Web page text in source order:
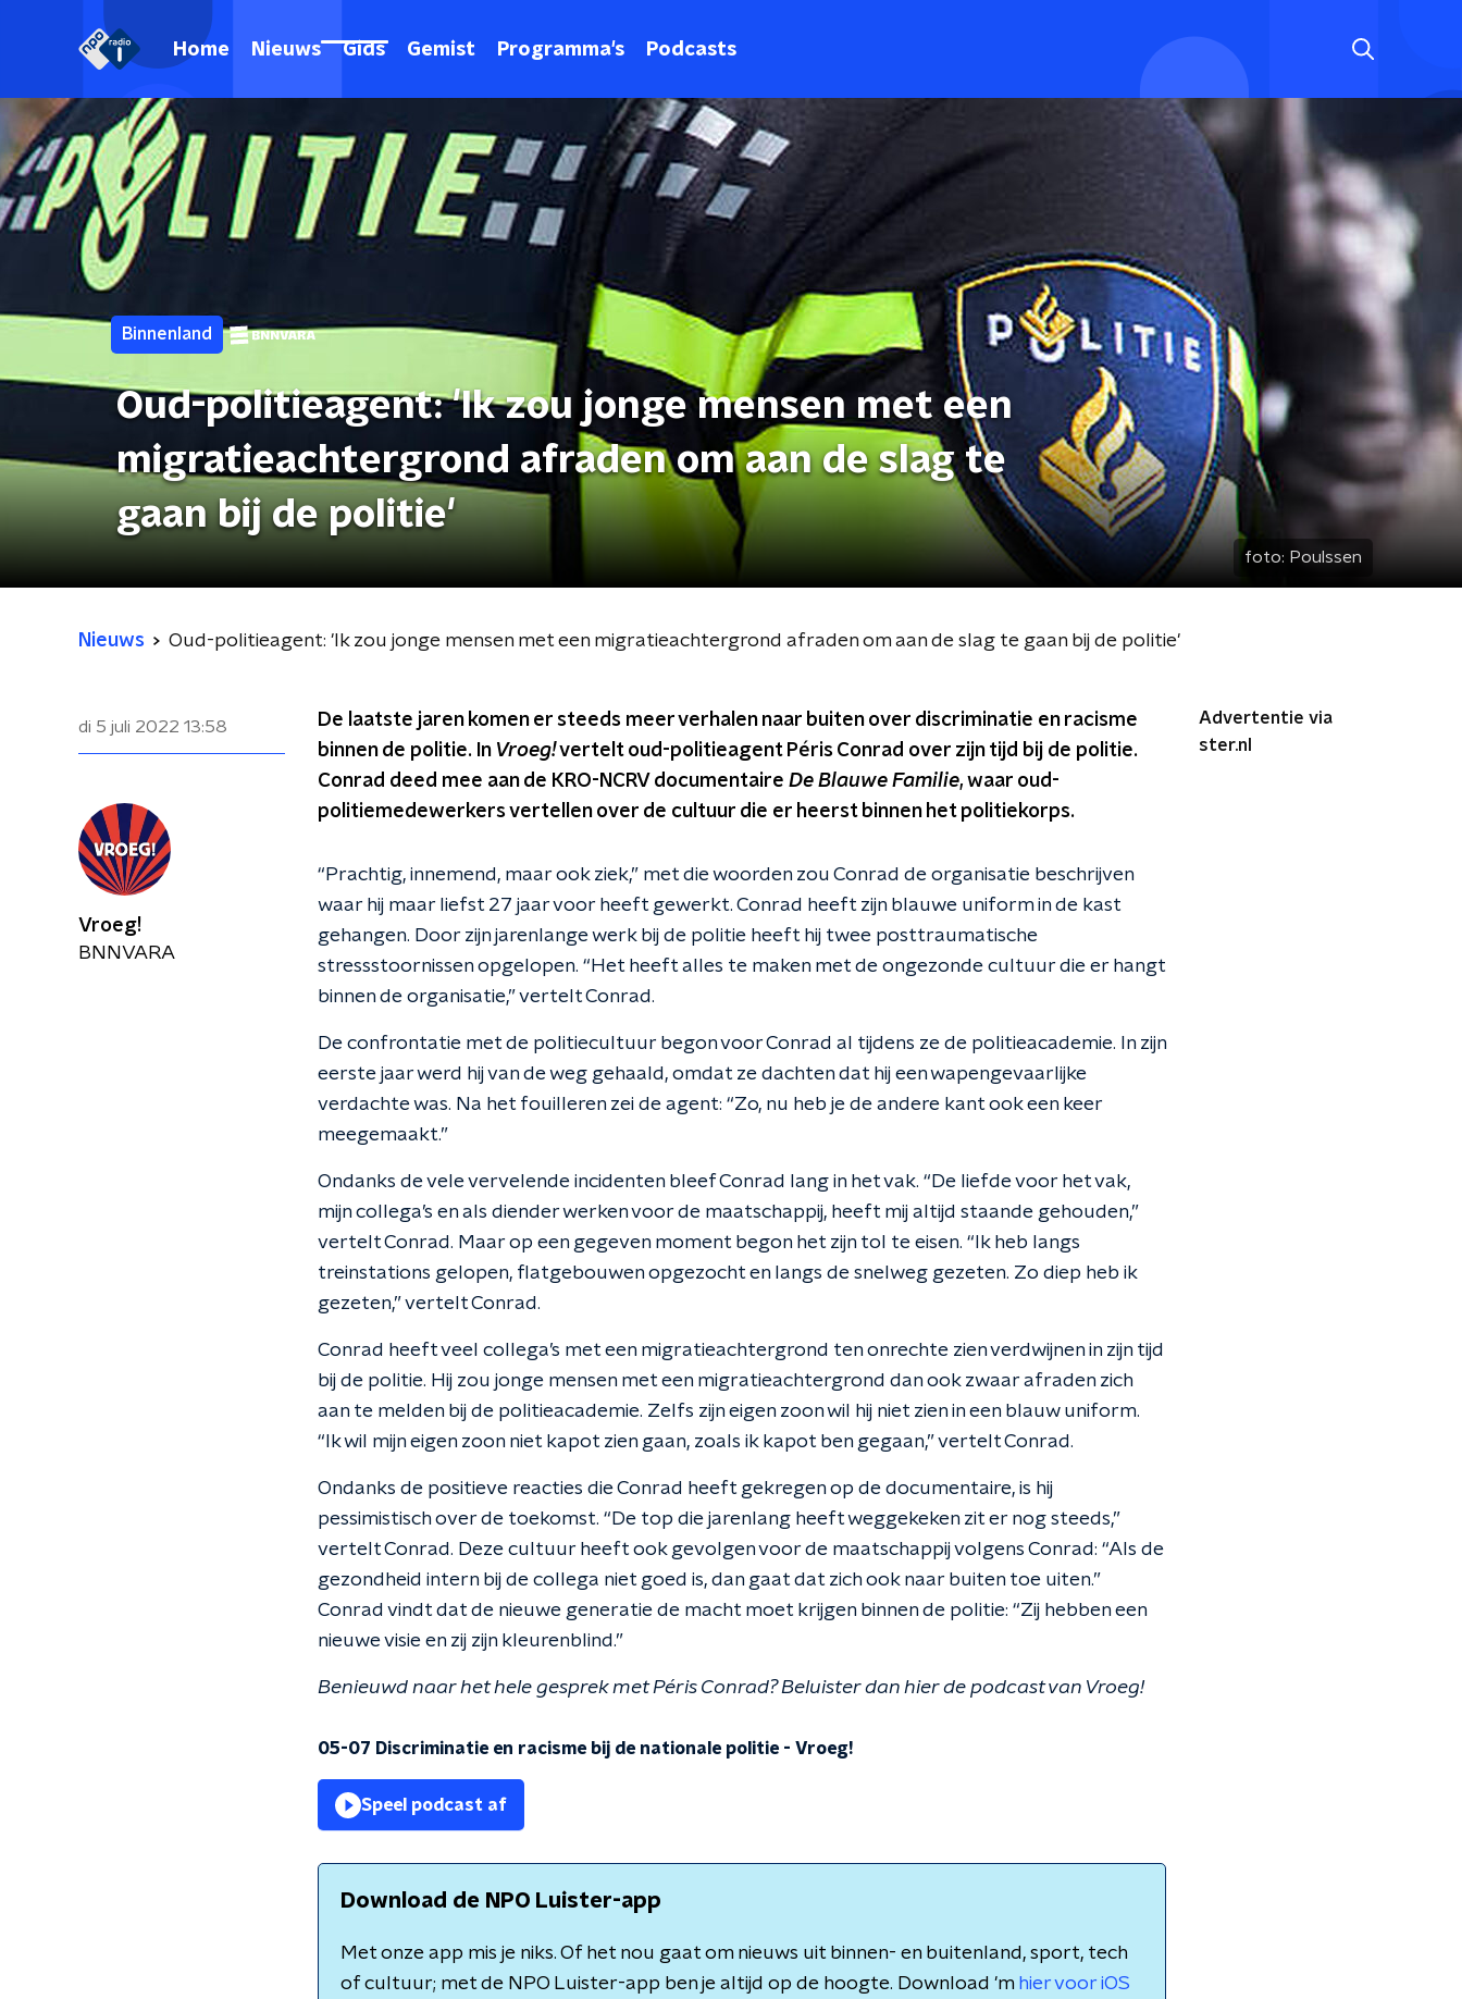
Home Nieuws Gids Gemist Programma's Podcasts
Binnenland
Oud-politieagent: 'Ik zou jonge mensen met een
migratieachtergrond afraden om aan de slag te
gaan bij de politie'
foto: Poulssen
Nieuws Oud-politieagent: 'Ik zou jonge mensen met een migratieachtergrond afraden om aan de slag te gaan bij de politie'
di 5 juli 2022 13:58
De laatste jaren komen er steeds meer verhalen naar buiten over discriminatie en racisme
binnen de politie. In Vroeg!vertelt oud-politieagent Péris Conrad over zijn tijd bij de politie.
Conrad deed mee aan de KRO-NCRV documentaire De Blauwe Familie, waar oud-
politiemedewerkers vertellen over de cultuur die er heerst binnen het politiekorps.
“Prachtig, innemend, maar ook ziek,” met die woorden zou Conrad de organisatie beschrijven
waar hij maar liefst 27 jaar voor heeft gewerkt. Conrad heeft zijn blauwe uniform in de kast
gehangen. Door zijn jarenlange werk bij de politie heeft hij twee posttraumatische
stressstoornissen opgelopen. “Het heeft alles te maken met de ongezonde cultuur die er hangt
binnen de organisatie,” vertelt Conrad.
De confrontatie met de politiecultuur begon voor Conrad al tijdens ze de politieacademie. In zijn
eerste jaar werd hij van de weg gehaald, omdat ze dachten dat hij een wapengevaarlijke
verdachte was. Na het fouilleren zei de agent: “Zo, nu heb je de andere kant ook een keer
meegemaakt.”
Ondanks de vele vervelende incidenten bleef Conrad lang in het vak. “De liefde voor het vak,
mijn collega’s en als diender werken voor de maatschappij, heeft mij altijd staande gehouden,”
vertelt Conrad. Maar op een gegeven moment begon het zijn tol te eisen. “Ik heb langs
treinstations gelopen, flatgebouwen opgezocht en langs de snelweg gezeten. Zo diep heb ik
gezeten,” vertelt Conrad.
Conrad heeft veel collega’s met een migratieachtergrond ten onrechte zien verdwijnen in zijn tijd
bij de politie. Hij zou jonge mensen met een migratieachtergrond dan ook zwaar afraden zich
aan te melden bij de politieacademie. Zelfs zijn eigen zoon wil hij niet zien in een blauw uniform.
“Ik wil mijn eigen zoon niet kapot zien gaan, zoals ik kapot ben gegaan,” vertelt Conrad.
Ondanks de positieve reacties die Conrad heeft gekregen op de documentaire, is hij
pessimistisch over de toekomst. “De top die jarenlang heeft weggekeken zit er nog steeds,”
vertelt Conrad. Deze cultuur heeft ook gevolgen voor de maatschappij volgens Conrad: “Als de
gezondheid intern bij de collega niet goed is, dan gaat dat zich ook naar buiten toe uiten.”
Conrad vindt dat de nieuwe generatie de macht moet krijgen binnen de politie: “Zij hebben een
nieuwe visie en zij zijn kleurenblind.”
Benieuwd naar het hele gesprek met Péris Conrad? Beluister dan hier de podcast van Vroeg!
05-07 Discriminatie en racisme bij de nationale politie - Vroeg!
Speel podcast af
Download de NPO Luister-app
Met onze app mis je niks. Of het nou gaat om nieuws uit binnen- en buitenland, sport, tech
of cultuur; met de NPO Luister-app ben je altijd op de hoogte. Download 'm hier voor iOS
Advertentie via
ster.nl
Vroeg!
BNNVARA